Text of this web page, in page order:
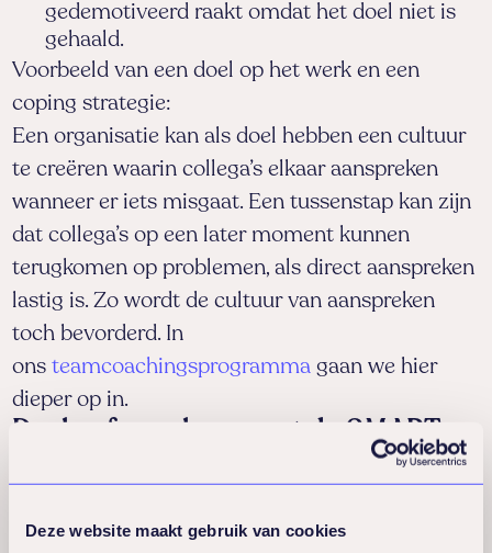
Deze website maakt gebruik van cookies
gedemotiveerd raakt omdat het doel niet is
gehaald.
Voorbeeld van een doel op het werk en een
coping strategie:
Een organisatie kan als doel hebben een cultuur
te creëren waarin collega’s elkaar aanspreken
wanneer er iets misgaat. Een tussenstap kan zijn
dat collega’s op een later moment kunnen
terugkomen op problemen, als direct aanspreken
lastig is. Zo wordt de cultuur van aanspreken
toch bevorderd. In
onsteamcoachingsprogramma gaan we hier
dieper op in.
Doelen formuleren met de SMART-
SMART-methode. SMART staat voor Specifiek,